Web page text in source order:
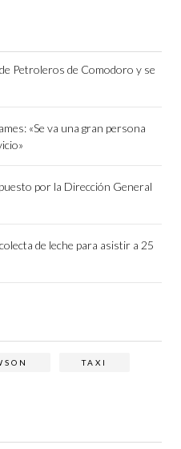
Petroleros de Comodoro y se
«Se va una gran persona
por la Dirección General
de leche para asistir a 25
TAXI